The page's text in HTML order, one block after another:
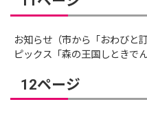
お知らせ（市から「おわびと
ピックス「森の王国しときで
12ページ